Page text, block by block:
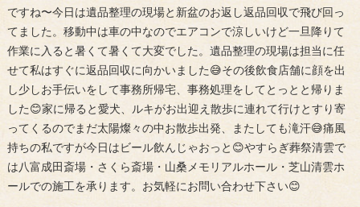
ですね〜今日は遺品整理の現場と新盆のお返し返品回収で飛び回っ
てました。移動中は車の中なのでエアコンで涼しいけど一旦降りて
作業に入ると暑くて暑くて大変でした。遺品整理の現場は担当に任
せて私はすぐに返品回収に向かいました😅その後飲食店舗に顔を出
し少しお手伝いをして事務所帰宅、事務処理をしてとっとと帰りま
した😊家に帰ると愛犬、ルキがお出迎え散歩に連れて行けとすり寄
ってくるのでまだ太陽燦々の中お散歩出発、またしても滝汗😅痛風
持ちの私ですが今日はビール飲んじゃおっと😊やすらぎ葬祭清雲で
は八富成田斎場・さくら斎場・山桑メモリアルホール・芝山清雲ホ
ールでの施工を承ります。お気軽にお問い合わせ下さい😊